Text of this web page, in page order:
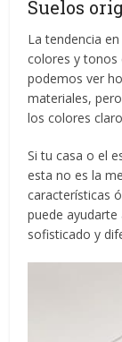
Suelos
La tendencia
colores y tonos
podemos ver
materiales,
los colores
Si tu casa o el
esta no es la
características
puede
sofisticado y